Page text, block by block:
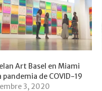
Art Basel en Miami
pandemia de COVID-19
3, 2020